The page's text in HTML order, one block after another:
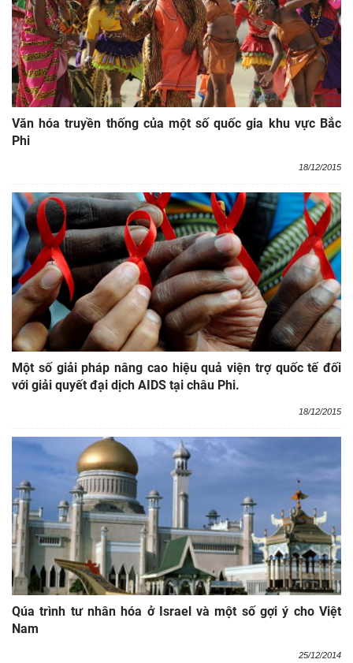
Văn hóa truyền thống của một số quốc gia khu vực Bắc
Phi
18/12/2015
Một số giải pháp nâng cao hiệu quả viện trợ quốc tế đối
với giải quyết đại dịch AIDS tại châu Phi.
18/12/2015
Qúa trình tư nhân hóa ở Israel và một số gợi ý cho Việt
Nam
25/12/2014